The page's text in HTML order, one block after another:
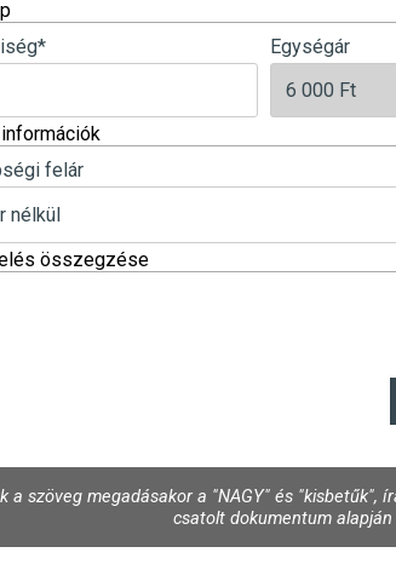
* Egységár
felár
összegzése
a szöveg megadásakor a "NAGY" és "kisbetűk",
csatolt dokumentum